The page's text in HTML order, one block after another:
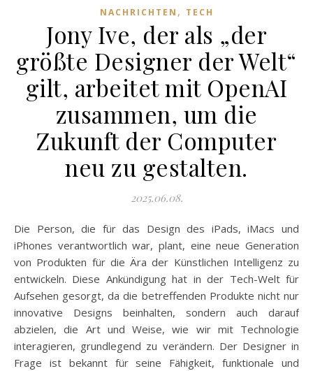
NACHRICHTEN , TECH
Jony Ive, der als „der
größte Designer der Welt“
gilt, arbeitet mit OpenAI
zusammen, um die
Zukunft der Computer
neu zu gestalten.
2025.06.08.
Die Person, die für das Design des iPads, iMacs und
iPhones verantwortlich war, plant, eine neue Generation
von Produkten für die Ära der Künstlichen Intelligenz zu
entwickeln. Diese Ankündigung hat in der Tech-Welt für
Aufsehen gesorgt, da die betreffenden Produkte nicht nur
innovative Designs beinhalten, sondern auch darauf
abzielen, die Art und Weise, wie wir mit Technologie
interagieren, grundlegend zu verändern. Der Designer in
Frage ist bekannt für seine Fähigkeit, funktionale und